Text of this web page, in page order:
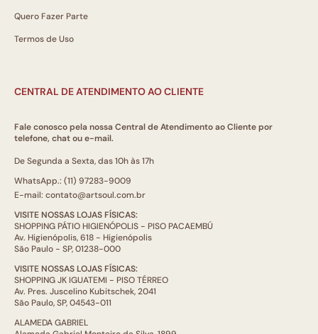
Quero Fazer Parte
Termos de Uso
CENTRAL DE ATENDIMENTO AO CLIENTE
Fale conosco pela nossa Central de Atendimento ao Cliente por
telefone, chat ou e-mail.
De Segunda a Sexta, das 10h às 17h
WhatsApp.: (11) 97283-9009
E-mail: contato@artsoul.com.br
VISITE NOSSAS LOJAS FÍSICAS:
SHOPPING PÁTIO HIGIENÓPOLIS - PISO PACAEMBÚ
Av. Higienópolis, 618 - Higienópolis
São Paulo - SP, 01238-000
VISITE NOSSAS LOJAS FÍSICAS:
SHOPPING JK IGUATEMI - PISO TÉRREO
Av. Pres. Juscelino Kubitschek, 2041
São Paulo, SP, 04543-011
ALAMEDA GABRIEL